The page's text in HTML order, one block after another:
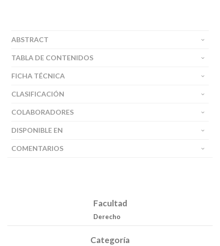
ABSTRACT
TABLA DE CONTENIDOS
FICHA TÉCNICA
CLASIFICACIÓN
COLABORADORES
DISPONIBLE EN
COMENTARIOS
Facultad
Derecho
Categoría